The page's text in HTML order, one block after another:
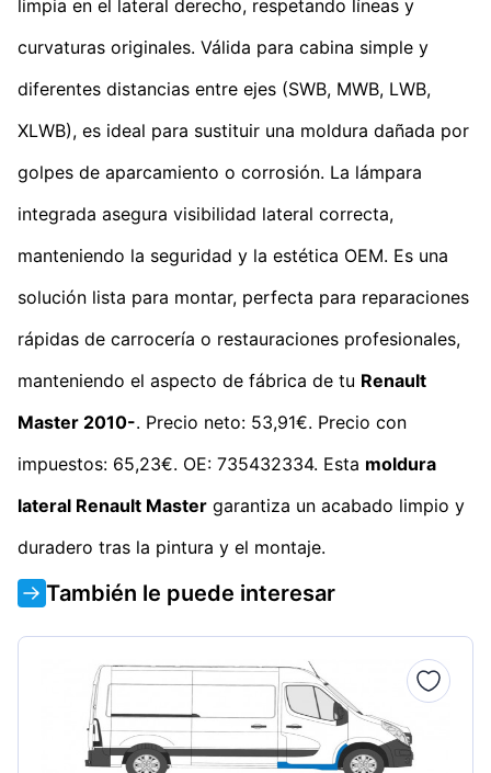
limpia en el lateral derecho, respetando líneas y
curvaturas originales. Válida para cabina simple y
diferentes distancias entre ejes (SWB, MWB, LWB,
XLWB), es ideal para sustituir una moldura dañada por
golpes de aparcamiento o corrosión. La lámpara
integrada asegura visibilidad lateral correcta,
manteniendo la seguridad y la estética OEM. Es una
solución lista para montar, perfecta para reparaciones
rápidas de carrocería o restauraciones profesionales,
manteniendo el aspecto de fábrica de tu Renault
Master 2010-. Precio neto: 53,91€. Precio con
impuestos: 65,23€. OE: 735432334. Esta moldura
lateral Renault Master garantiza un acabado limpio y
duradero tras la pintura y el montaje.
También le puede interesar